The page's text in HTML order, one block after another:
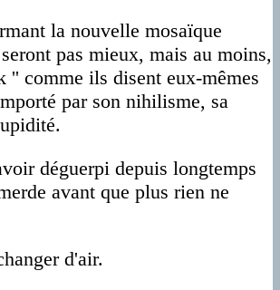
la nouvelle mosaïque
pas mieux, mais au moins,
'' comme ils disent eux-mêmes
par son nihilisme, sa
déguerpi depuis longtemps
avant que plus rien ne
d'air.